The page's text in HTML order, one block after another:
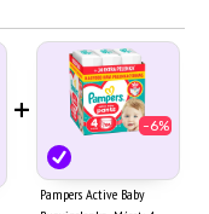
+
-6%
Pampers Active Baby